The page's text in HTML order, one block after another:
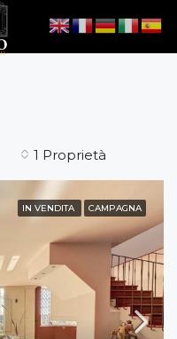
1 Proprietà
IN VENDITA CAMPAGNA